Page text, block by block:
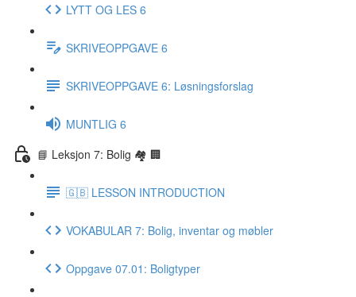
LYTT OG LES 6
SKRIVEOPPGAVE 6
SKRIVEOPPGAVE 6: Løsningsforslag
MUNTLIG 6
📘 Leksjon 7: Bolig 🏘 🏢
🇬🇧 LESSON INTRODUCTION
VOKABULAR 7: Bolig, inventar og møbler
Oppgave 07.01: Boligtyper